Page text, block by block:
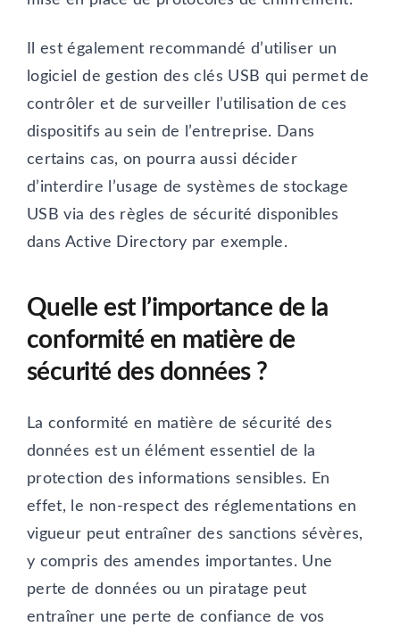
Il est également recommandé d’utiliser un
logiciel de gestion des clés USB qui permet de
contrôler et de surveiller l’utilisation de ces
dispositifs au sein de l’entreprise. Dans
certains cas, on pourra aussi décider
d’interdire l’usage de systèmes de stockage
USB via des règles de sécurité disponibles
dans Active Directory par exemple.
Quelle est l’importance de la
conformité en matière de
sécurité des données ?
La conformité en matière de sécurité des
données est un élément essentiel de la
protection des informations sensibles. En
effet, le non-respect des réglementations en
vigueur peut entraîner des sanctions sévères,
y compris des amendes importantes. Une
perte de données ou un piratage peut
entraîner une perte de confiance de vos